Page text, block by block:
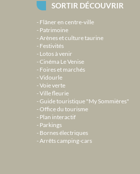
SORTIR DÉCOUVRIR
Flâner en centre-ville
Patrimoine
Arènes et culture taurine
Festivités
Lotos à venir
Cinéma Le Venise
Foires et marchés
Vidourle
Voie verte
Ville fleurie
Guide touristique "My Sommières"
Office du tourisme
Plan interactif
Parkings
Bornes électriques
Arrêts camping-cars